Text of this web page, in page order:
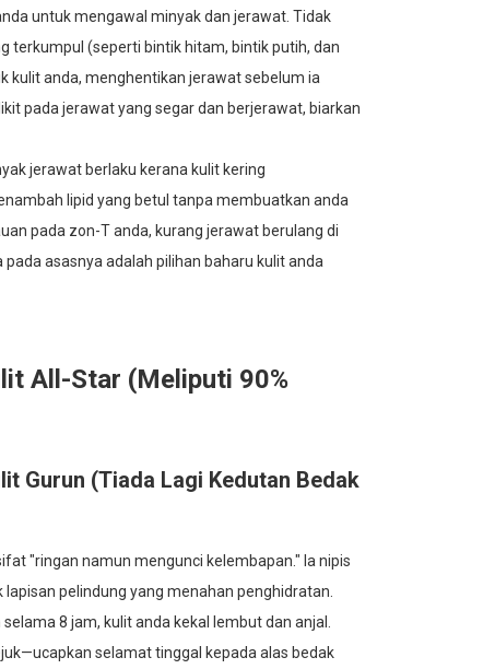
untuk mengawal minyak dan jerawat. Tidak
terkumpul (seperti bintik hitam, bintik putih, dan
kulit anda, menghentikan jerawat sebelum ia
pada jerawat yang segar dan berjerawat, biarkan
jerawat berlaku kerana kulit kering
lipid yang betul tanpa membuatkan anda
pada zon-T anda, kurang jerawat berulang di
asasnya adalah pilihan baharu kulit anda
All-Star (Meliputi 90%
Gurun (Tiada Lagi Kedutan Bedak
"ringan namun mengunci kelembapan." Ia nipis
pelindung yang menahan penghidratan.
8 jam, kulit anda kekal lembut dan anjal.
selamat tinggal kepada alas bedak